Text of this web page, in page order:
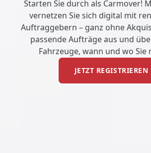
Starten Sie durch als Carmover!
vernetzen Sie sich digital mit
Auftraggebern – ganz ohne
passende Aufträge aus und
Fahrzeuge, wann und wo Sie
JETZT REGISTRIEREN